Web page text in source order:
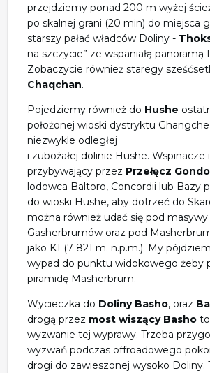
przejdziemy ponad 200 m wyżej
po skalnej grani (20 min) do miejsca
starszy pałać władców Doliny -
na szczycie” ze wspaniałą panoramą
Zobaczycie również staregy
Chaqchan.
Pojedziemy również do Hushe
położonej wioski dystryktu
niezwykle odległej
i zubożałej dolinie Hushe.
przybywający przez Przełęcz
lodowca Baltoro, Concordii lub Bazy
do wioski Hushe, aby dotrzeć do
można również udać się pod masywy
Gasherbrumów oraz pod
jako K1 (7 821 m. n.p.m.). My
wypad do punktu widokowego żeby
piramidę Masherbrum.
Wycieczka do Doliny Basho, oraz
drogą przez most wiszący Basho
wyzwanie tej wyprawy. Trzeba
wyzwań podczas offroadowego
drogi do zawieszonej wysoko Doliny.